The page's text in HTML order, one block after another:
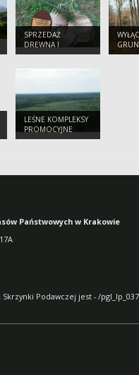
SPRZEDAŻ
DREWNA I
SADZONEK
LEŚNE KOMPLEKSY
PROMOCYJNE
Państwowych w Krakowie
Podawczej jest - /